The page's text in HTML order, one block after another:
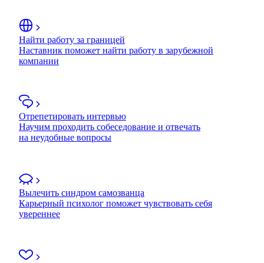
Найти работу за границей
Наставник поможет найти работу в зарубежной
компании
Отрепетировать интервью
Научим проходить собеседование и отвечать
на неудобные вопросы
Вылечить синдром самозванца
Карьерный психолог поможет чувствовать себя
увереннее